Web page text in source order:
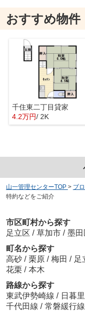
おすすめ物件
千住東二丁目貸家
4.2万円/ 2K
山一管理センターTOP > ブ
特約などをご紹介
市区町村から探す
足立区 / 草加市 / 墨田
町名から探す
高砂 / 栗原 / 梅田 / 足
花栗 / 本木
路線から探す
東武伊勢崎線 / 日暮
千代田線 / 常磐緩行線